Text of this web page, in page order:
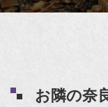
お隣の奈